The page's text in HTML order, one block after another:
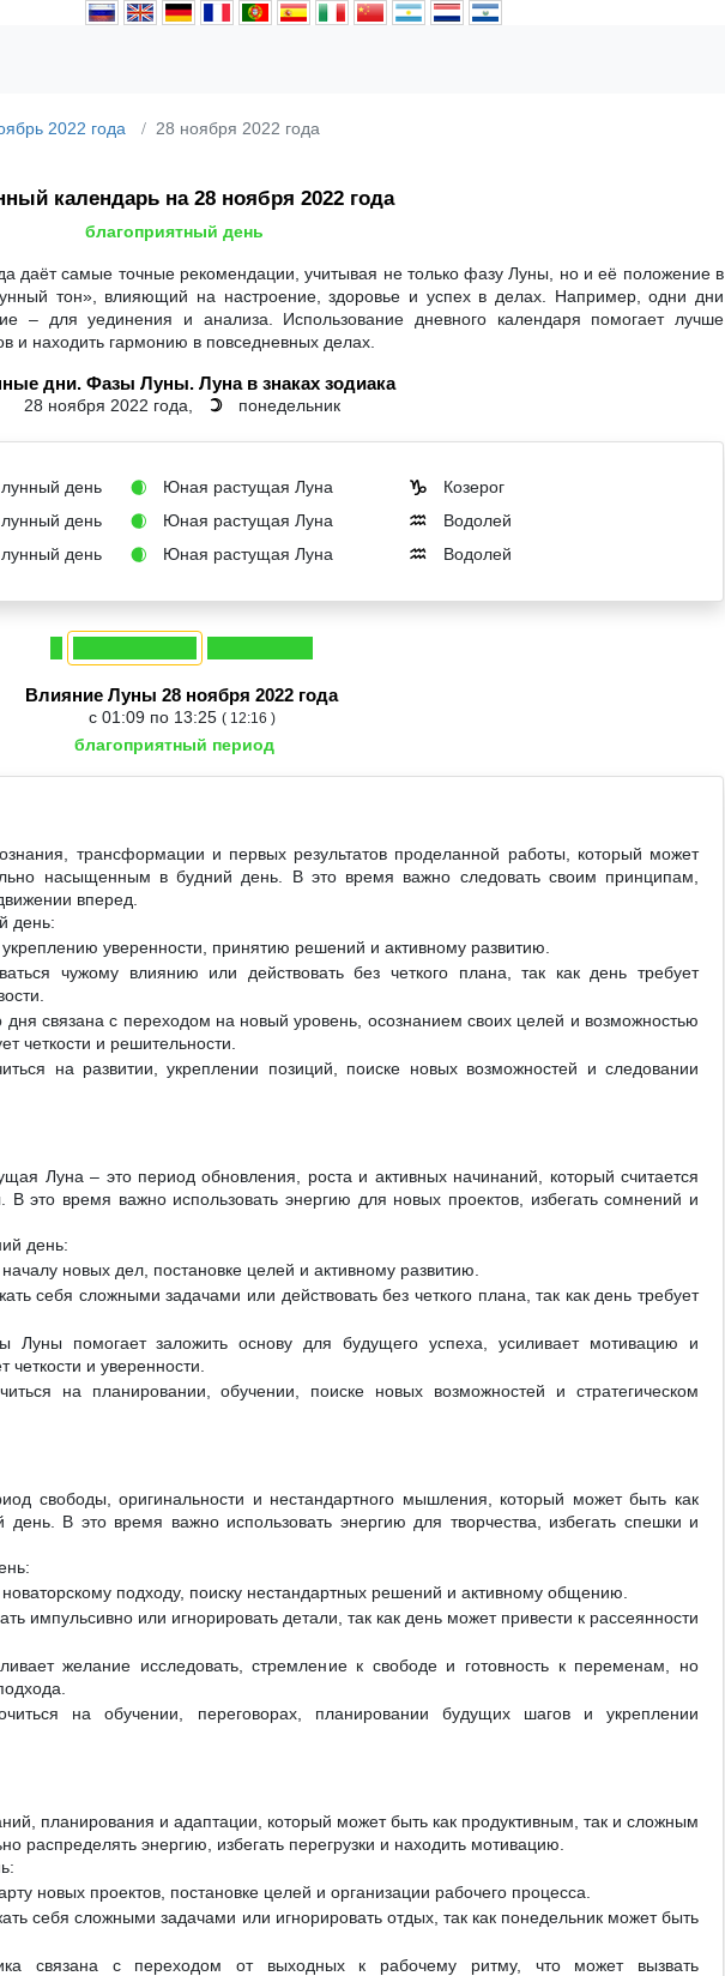
2022 года 28 ноября 2022 года
календарь на 28 ноября 2022 года
благоприятный день
даёт самые точные рекомендации, учитывая не только фазу Луны, но и её положение в
тон», влияющий на настроение, здоровье и успех в делах. Например, одни дни
– для уединения и анализа. Использование дневного календаря помогает лучше
и находить гармонию в повседневных делах.
дни. Фазы Луны. Луна в знаках зодиака
28 ноября 2022 года, ☽ понедельник
лунный день 🌒 Юная растущая Луна ♑
Козерог
лунный день 🌒 Юная растущая Луна ♒
Водолей
лунный день 🌒 Юная растущая Луна ♒ Водолей
Влияние Луны 28 ноября 2022 года
с 01:09 по 13:25 ( 12:16 )
благоприятный период
трансформации и первых результатов проделанной работы, который может
насыщенным в будний день. В это время важно следовать своим принципам,
вперед.
день:
уверенности, принятию решений и активному развитию.
чужому влиянию или действовать без четкого плана, так как день требует
дня связана с переходом на новый уровень, осознанием своих целей и возможностью
четкости и решительности.
на развитии, укреплении позиций, поиске новых возможностей и следовании
Луна – это период обновления, роста и активных начинаний, который считается
В это время важно использовать энергию для новых проектов, избегать сомнений и
день:
новых дел, постановке целей и активному развитию.
себя сложными задачами или действовать без четкого плана, так как день требует
Луны помогает заложить основу для будущего успеха, усиливает мотивацию и
и уверенности.
на планировании, обучении, поиске новых возможностей и стратегическом
свободы, оригинальности и нестандартного мышления, который может быть как
В это время важно использовать энергию для творчества, избегать спешки и
подходу, поиску нестандартных решений и активному общению.
импульсивно или игнорировать детали, так как день может привести к рассеянности
желание исследовать, стремление к свободе и готовность к переменам, но
на обучении, переговорах, планировании будущих шагов и укреплении
планирования и адаптации, который может быть как продуктивным, так и сложным
распределять энергию, избегать перегрузки и находить мотивацию.
новых проектов, постановке целей и организации рабочего процесса.
себя сложными задачами или игнорировать отдых, так как понедельник может быть
связана с переходом от выходных к рабочему ритму, что может вызвать